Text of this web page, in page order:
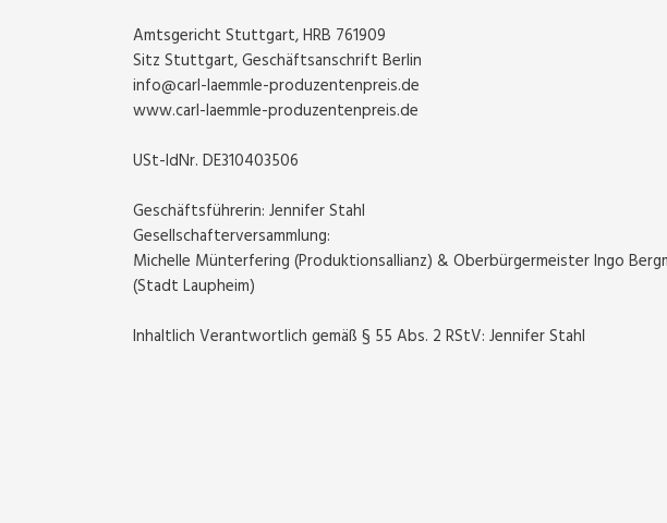
Amtsgericht Stuttgart, HRB 761909
Sitz Stuttgart, Geschäftsanschrift Berlin
info@carl-laemmle-produzentenpreis.de
www.carl-laemmle-produzentenpreis.de
USt-IdNr. DE310403506
Geschäftsführerin: Jennifer Stahl
Gesellschafterversammlung:
Michelle Münterfering (Produktionsallianz) & Oberbürgermeister Ingo
(Stadt Laupheim)
Inhaltlich Verantwortlich gemäß § 55 Abs. 2 RStV: Jennifer Stahl